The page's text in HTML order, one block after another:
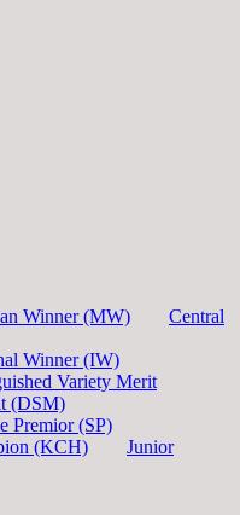
Winner (MW)
Central
Winner (IW)
Variety Merit
(DSM)
Premior (SP)
(KCH)
Junior